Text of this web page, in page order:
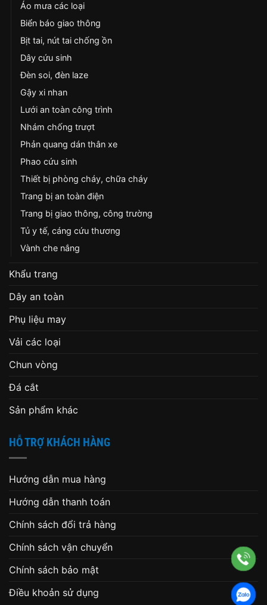
Áo mưa các loại
Biển báo giao thông
Bịt tai, nút tai chống ồn
Dây cứu sinh
Đèn soi, đèn laze
Gậy xi nhan
Lưới an toàn công trình
Nhám chống trượt
Phản quang dán thân xe
Phao cứu sinh
Thiết bị phòng cháy, chữa cháy
Trang bị an toàn điện
Trang bị giao thông, công trường
Tủ y tế, cáng cứu thương
Vành che nắng
Khẩu trang
Dây an toàn
Phụ liệu may
Vải các loại
Chun vòng
Đá cắt
Sản phẩm khác
HỖ TRỢ KHÁCH HÀNG
Hướng dẫn mua hàng
Hướng dẫn thanh toán
Chính sách đổi trả hàng
Chính sách vận chuyển
Chính sách bảo mật
Điều khoản sử dụng